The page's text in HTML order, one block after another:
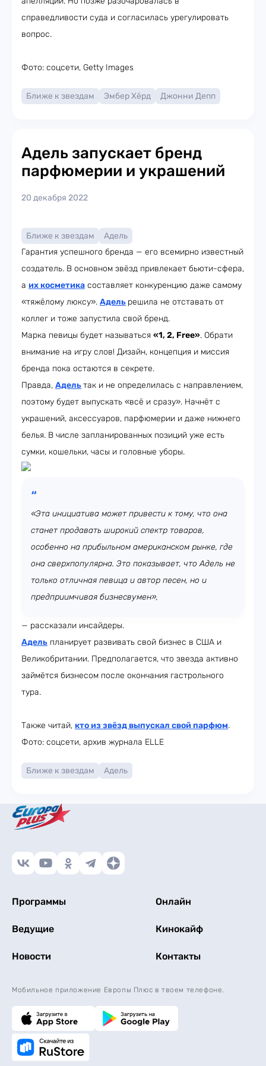
справедливости суда и согласилась урегулировать
вопрос.
Фото: соцсети, Getty Images
Ближе к звездам Эмбер Хёрд Джонни Депп
Адель запускает бренд
парфюмерии и украшений
20 декабря 2022
Ближе к звездам
Адель
Гарантия успешного бренда — его всемирно известный
создатель. В основном звёзд привлекает бьюти-сфера,
а их косметика составляет конкуренцию даже самому
«тяжёлому люксу». Адель решила не отставать от
коллег и тоже запустила свой бренд.
Марка певицы будет называться «1, 2, Free». Обрати
внимание на игру слов! Дизайн, концепция и миссия
бренда пока остаются в секрете.
Правда, Адельтак и не определилась с направлением,
поэтому будет выпускать «всё и сразу». Начнёт с
украшений, аксессуаров, парфюмерии и даже нижнего
белья. В числе запланированных позиций уже есть
сумки, кошельки, часы и головные уборы.
«Эта инициатива может привести к тому, что она
станет продавать широкий спектр товаров,
особенно на прибыльном американском рынке, где
она сверхпопулярна. Это показывает, что Адель не
только отличная певица и автор песен, но и
предприимчивая бизнесвумен»,
— рассказали инсайдеры.
Адель планирует развивать свой бизнес в США и
Великобритании. Предполагается, что звезда активно
займётся бизнесом после окончания гастрольного
тура.
Также читай, кто из звёзд выпускал свой парфюм.
Фото: соцсети, архив журнала ELLE
Ближе к звездам Адель
Программы Онлайн
Ведущие Кинокайф
Новости Контакты
Мобильное приложение Европы Плюс в твоем телефоне.